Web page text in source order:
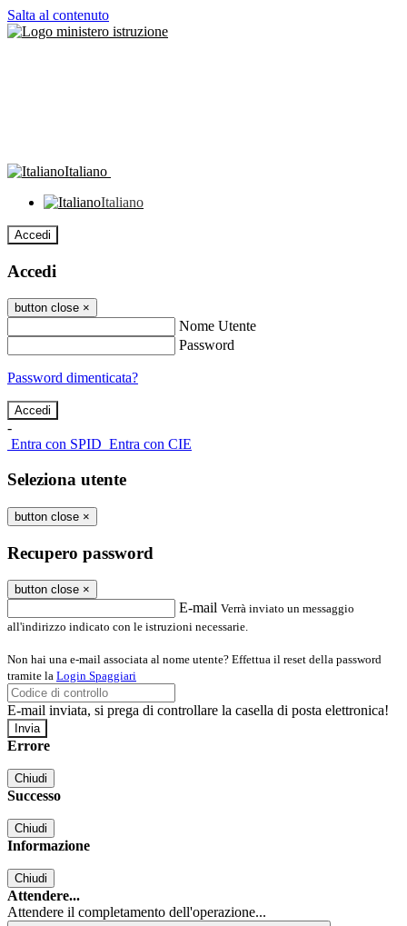
Salta al contenuto
Italiano
Italiano
Accedi
Accedi
button close ×
Nome Utente
Password
Password dimenticata?
-
Entra con SPID Entra con CIE
Seleziona utente
button close ×
Recupero password
button close ×
E-mail Verrà inviato un messaggio
all'indirizzo indicato con le istruzioni necessarie.
Non hai una e-mail associata al nome utente? Effettua il reset della password
tramite la Login Spaggiari
E-mail inviata, si prega di controllare la casella di posta elettronica!
Errore
Chiudi
Successo
Chiudi
Informazione
Chiudi
Attendere...
Attendere il completamento dell'operazione...